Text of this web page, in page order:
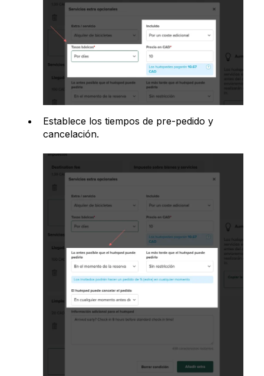
Establece los tiempos de pre-pedido y
cancelación.